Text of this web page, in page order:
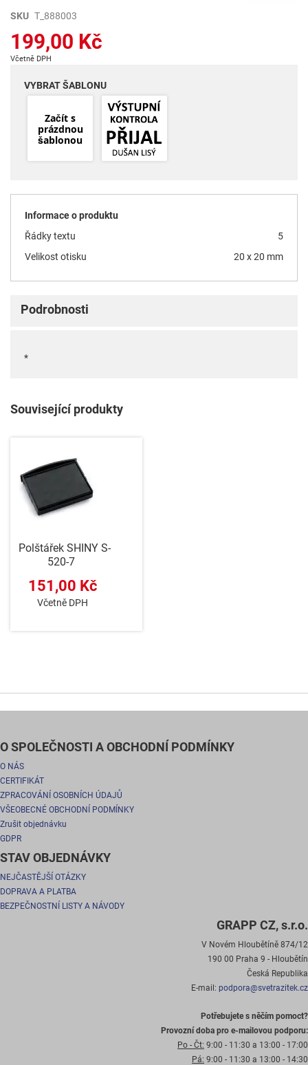
Přeskočit
začátek
galerie
obrázky
SKU T_888003
199,00 Kč
Včetně DPH
VYBRAT ŠABLONU
Začít s
prázdnou
šablonou
Informace o produktu
Řádky textu
5
Velikost otisku
20 x 20 mm
Podrobnosti
*
Související produkty
Polštářek SHINY S-
520-7
151,00 Kč
Včetně DPH
O SPOLEČNOSTI A OBCHODNÍ PODMÍNKY
O NÁS
CERTIFIKÁT
ZPRACOVÁNÍ OSOBNÍCH ÚDAJŮ
VŠEOBECNÉ OBCHODNÍ PODMÍNKY
Zrušit objednávku
GDPR
STAV OBJEDNÁVKY
NEJČASTĚJŠÍ OTÁZKY
DOPRAVA A PLATBA
BEZPEČNOSTNÍ LISTY A NÁVODY
GRAPP CZ, s.r.o.
V Novém Hloubětíně 874/12
190 00 Praha 9 - Hloubětín
Česká Republika
E-mail: podpora@svetrazitek.cz
Potřebujete s něčím pomoct?
Provozní doba pro e-mailovou podporu:
Po - Čt: 9:00 - 11:30 a 13:00 - 17:00
Pá: 9:00 - 11:30 a 13:00 - 14:30